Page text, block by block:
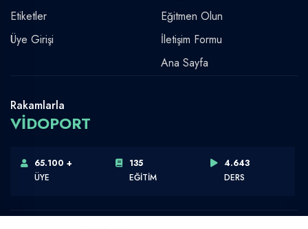
Etiketler
Üye Girişi
Eğitmen Olun
İletişim Formu
Ana Sayfa
Rakamlarla
VİDOPORT
65.100 +
ÜYE
135
EĞİTİM
4.643
DERS